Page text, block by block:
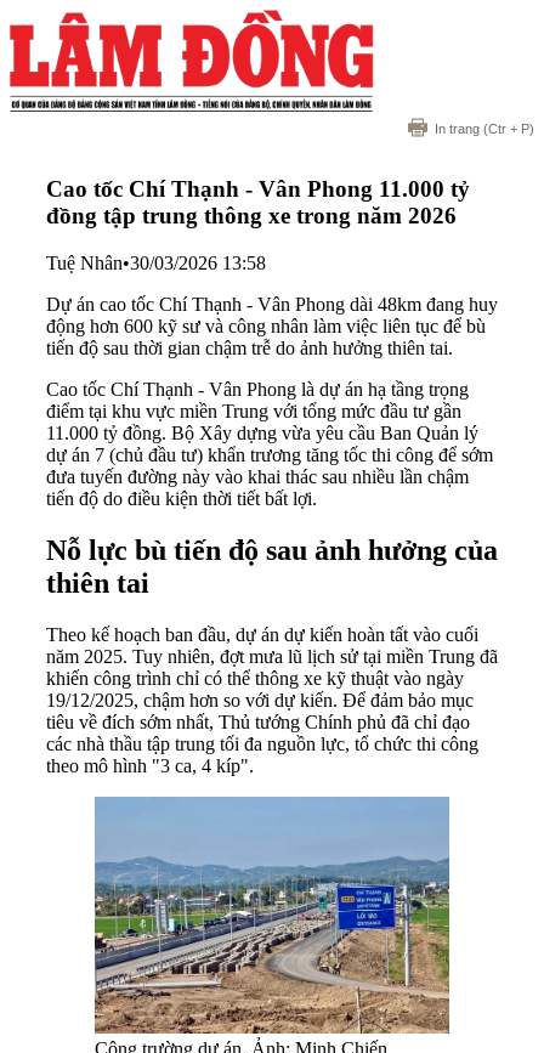
In trang (Ctr + P)
Cao tốc Chí Thạnh - Vân Phong 11.000 tỷ
đồng tập trung thông xe trong năm 2026
Tuệ Nhân•30/03/2026 13:58
Dự án cao tốc Chí Thạnh - Vân Phong dài 48km đang huy
động hơn 600 kỹ sư và công nhân làm việc liên tục để bù
tiến độ sau thời gian chậm trễ do ảnh hưởng thiên tai.
Cao tốc Chí Thạnh - Vân Phong là dự án hạ tầng trọng
điểm tại khu vực miền Trung với tổng mức đầu tư gần
11.000 tỷ đồng. Bộ Xây dựng vừa yêu cầu Ban Quản lý
dự án 7 (chủ đầu tư) khẩn trương tăng tốc thi công để sớm
đưa tuyến đường này vào khai thác sau nhiều lần chậm
tiến độ do điều kiện thời tiết bất lợi.
Nỗ lực bù tiến độ sau ảnh hưởng của
thiên tai
Theo kế hoạch ban đầu, dự án dự kiến hoàn tất vào cuối
năm 2025. Tuy nhiên, đợt mưa lũ lịch sử tại miền Trung đã
khiến công trình chỉ có thể thông xe kỹ thuật vào ngày
19/12/2025, chậm hơn so với dự kiến. Để đảm bảo mục
tiêu về đích sớm nhất, Thủ tướng Chính phủ đã chỉ đạo
các nhà thầu tập trung tối đa nguồn lực, tổ chức thi công
theo mô hình "3 ca, 4 kíp".